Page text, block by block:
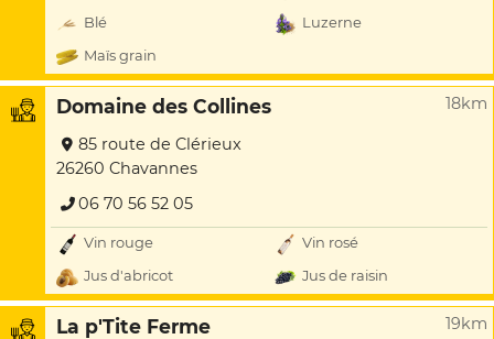
Blé
Luzerne
Maïs grain
Domaine des Collines 18km
85 route de Clérieux
26260 Chavannes
06 70 56 52 05
Vin rouge
Vin rosé
Jus d'abricot
Jus de raisin
La p'Tite Ferme 19km